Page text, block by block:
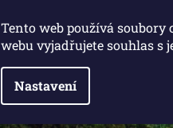
Tento web používá soubory
webu vyjadřujete souhlas s
Nastavení